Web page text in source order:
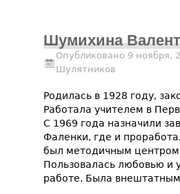
Шумихина
Опубликовано 9 ноября,
Шулятников
Родилась в 1928 году,
Работала учителем в
С 1969 года назначили
Фаленки, где и
был методичным
Пользовалась любовью и
работе. Была